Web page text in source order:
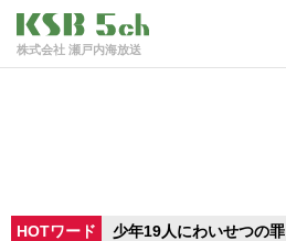
株式会社 瀬戸内海放送
HOTワード 少年19人にわいせつの罪